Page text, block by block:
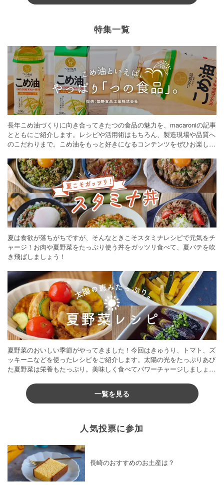
特集一覧
長年こめ油づくりに向き合ってきたつの食品の魅力を、macaroniの記事
とともにご紹介します。レシピや活用術はもちろん、製造現場や品質へ
のこだわりまで。こめ油をもっと好きになるコンテンツをぜひお楽しみ
夏は食欲が落ちがちですが、そんなときこそスタミナレシピで元気をチ
ャージ！お肉や夏野菜をたっぷり使う丼をガッツリ食べて、夏バテを吹
き飛ばしましょう！
夏野菜のおいしい季節がやってきました！今回はきゅうり、トマト、ズ
ッキーニなどを使ったレシピをご紹介します。太陽の光をたっぷりあび
た夏野菜は栄養もたっぷり。美味しく食べてパワーチャージしましょう
一覧を見る
人気投票に参加
長崎のおすすめのお土産は？